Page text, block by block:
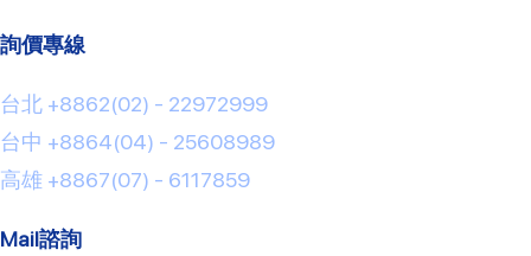
詢價專線
台北 +8862(02) - 22972999
台中 +8864(04) - 25608989
高雄 +8867(07) - 6117859
Mail諮詢